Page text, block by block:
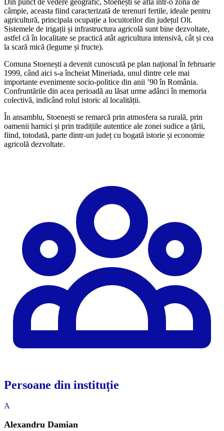
câmpie, aceasta fiind caracterizată de terenuri fertile, ideale pentru
agricultură, principala ocupație a locuitorilor din județul Olt.
Sistemele de irigații și infrastructura agricolă sunt bine dezvoltate,
astfel că în localitate se practică atât agricultura intensivă, cât și cea
la scară mică (legume și fructe).
Comuna Stoenești a devenit cunoscută pe plan național în februarie
1999, când aici s-a încheiat Mineriada, unul dintre cele mai
importante evenimente socio-politice din anii ’90 în România.
Confruntările din acea perioadă au lăsat urme adânci în memoria
colectivă, indicând rolul istoric al localității.
În ansamblu, Stoenești se remarcă prin atmosfera sa rurală, prin
oamenii harnici și prin tradițiile autentice ale zonei sudice a țării,
fiind, totodată, parte dintr-un județ cu bogată istorie și economie
agricolă dezvoltate.
Persoane din instituție
A
Alexandru Damian